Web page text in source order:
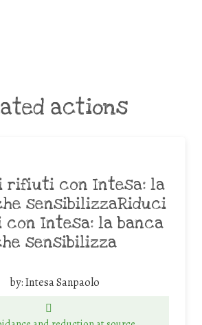
actions
rifiuti con Intesa: la
sensibilizzaRiduci
Intesa: la banca
sensibilizza
by:Intesa Sanpaolo